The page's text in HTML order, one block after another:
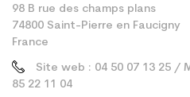
98 B rue des champs plans
74800 Saint-Pierre en Faucigny
France
Site web : 04 50 07 13 25 /
85 22 11 04